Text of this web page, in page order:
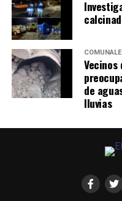
de
lluvias